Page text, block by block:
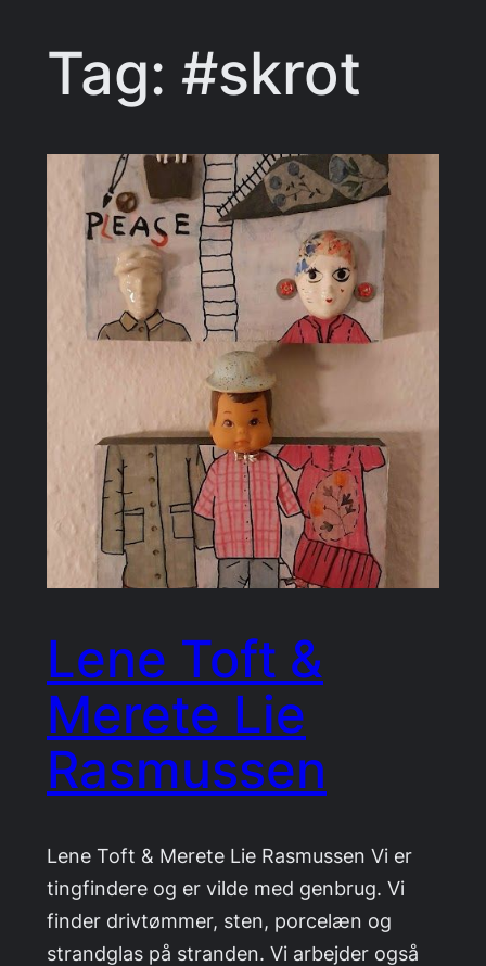
Tag: #skrot
Lene Toft &
Merete Lie
Rasmussen
Lene Toft & Merete Lie Rasmussen Vi er
tingfindere og er vilde med genbrug. Vi
finder drivtømmer, sten, porcelæn og
strandglas på stranden. Vi arbejder også